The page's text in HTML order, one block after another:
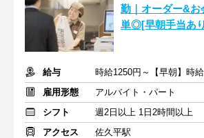
勤｜オーダー&お
単◎[早朝手当あ
給与
雇用形態
アルバイト・パート
シフト
週2日以上 1日2時間以上
アクセス
佐久平駅